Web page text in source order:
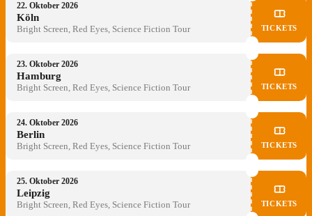
22. Oktober 2026
Köln
Bright Screen, Red Eyes, Science Fiction Tour TICKETS
23. Oktober 2026
Hamburg
Bright Screen, Red Eyes, Science Fiction Tour TICKETS
24. Oktober 2026
Berlin
Bright Screen, Red Eyes, Science Fiction Tour TICKETS
25. Oktober 2026
Leipzig
Bright Screen, Red Eyes, Science Fiction Tour TICKETS